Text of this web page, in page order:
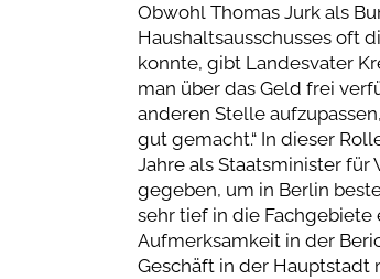
Obwohl Thomas Jurk als
Haushaltsausschusses oft
konnte, gibt Landesvater
man über das Geld frei
anderen Stelle
gut gemacht.“ In dieser
Jahre als Staatsminister
gegeben, um in Berlin
sehr tief in die
Aufmerksamkeit in der
Geschäft in der Hauptstadt